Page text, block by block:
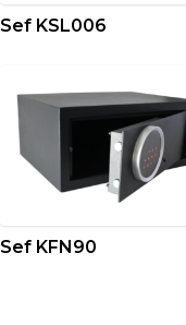
Sef KSL006
Sef KFN90